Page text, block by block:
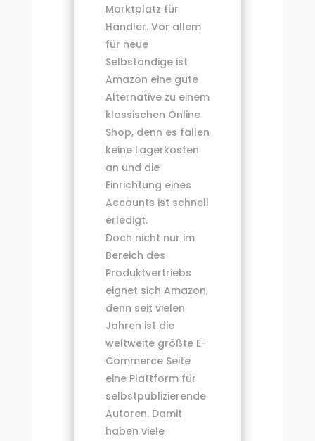
Marktplatz für
Händler. Vor allem
für neue
Selbständige ist
Amazon eine gute
Alternative zu einem
klassischen Online
Shop, denn es fallen
keine Lagerkosten
an und die
Einrichtung eines
Accounts ist schnell
erledigt.
Doch nicht nur im
Bereich des
Produktvertriebs
eignet sich Amazon,
denn seit vielen
Jahren ist die
weltweite größte E-
Commerce Seite
eine Plattform für
selbstpublizierende
Autoren. Damit
haben viele